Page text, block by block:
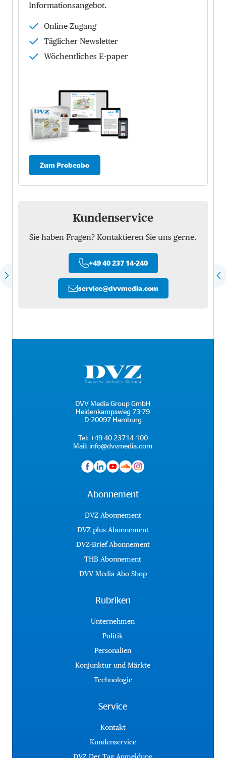
Informationsangebot.
Online Zugang
Täglicher Newsletter
Wöchentliches E-paper
Zum Probeabo
Kundenservice
Sie haben Fragen? Kontaktieren Sie uns gerne.
+49 40 237 14-240
service@dvvmedia.com
DVV Media Group GmbH
Heidenkampsweg 73-79
D-20097 Hamburg
Tel: +49 40 23714-100
Mail: info@dvvmedia.com
Abonnement
DVZ Abonnement
DVZ plus Abonnement
DVZ-Brief Abonnement
THB Abonnement
DVV Media Abo Shop
Rubriken
Unternehmen
Politik
Personalien
Konjunktur und Märkte
Technologie
Service
Kontakt
Kundenservice